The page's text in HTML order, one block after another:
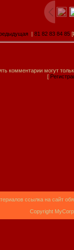
81 82 83 84 85 [
комментарии могут
[
ссылка на сайт
Copyright